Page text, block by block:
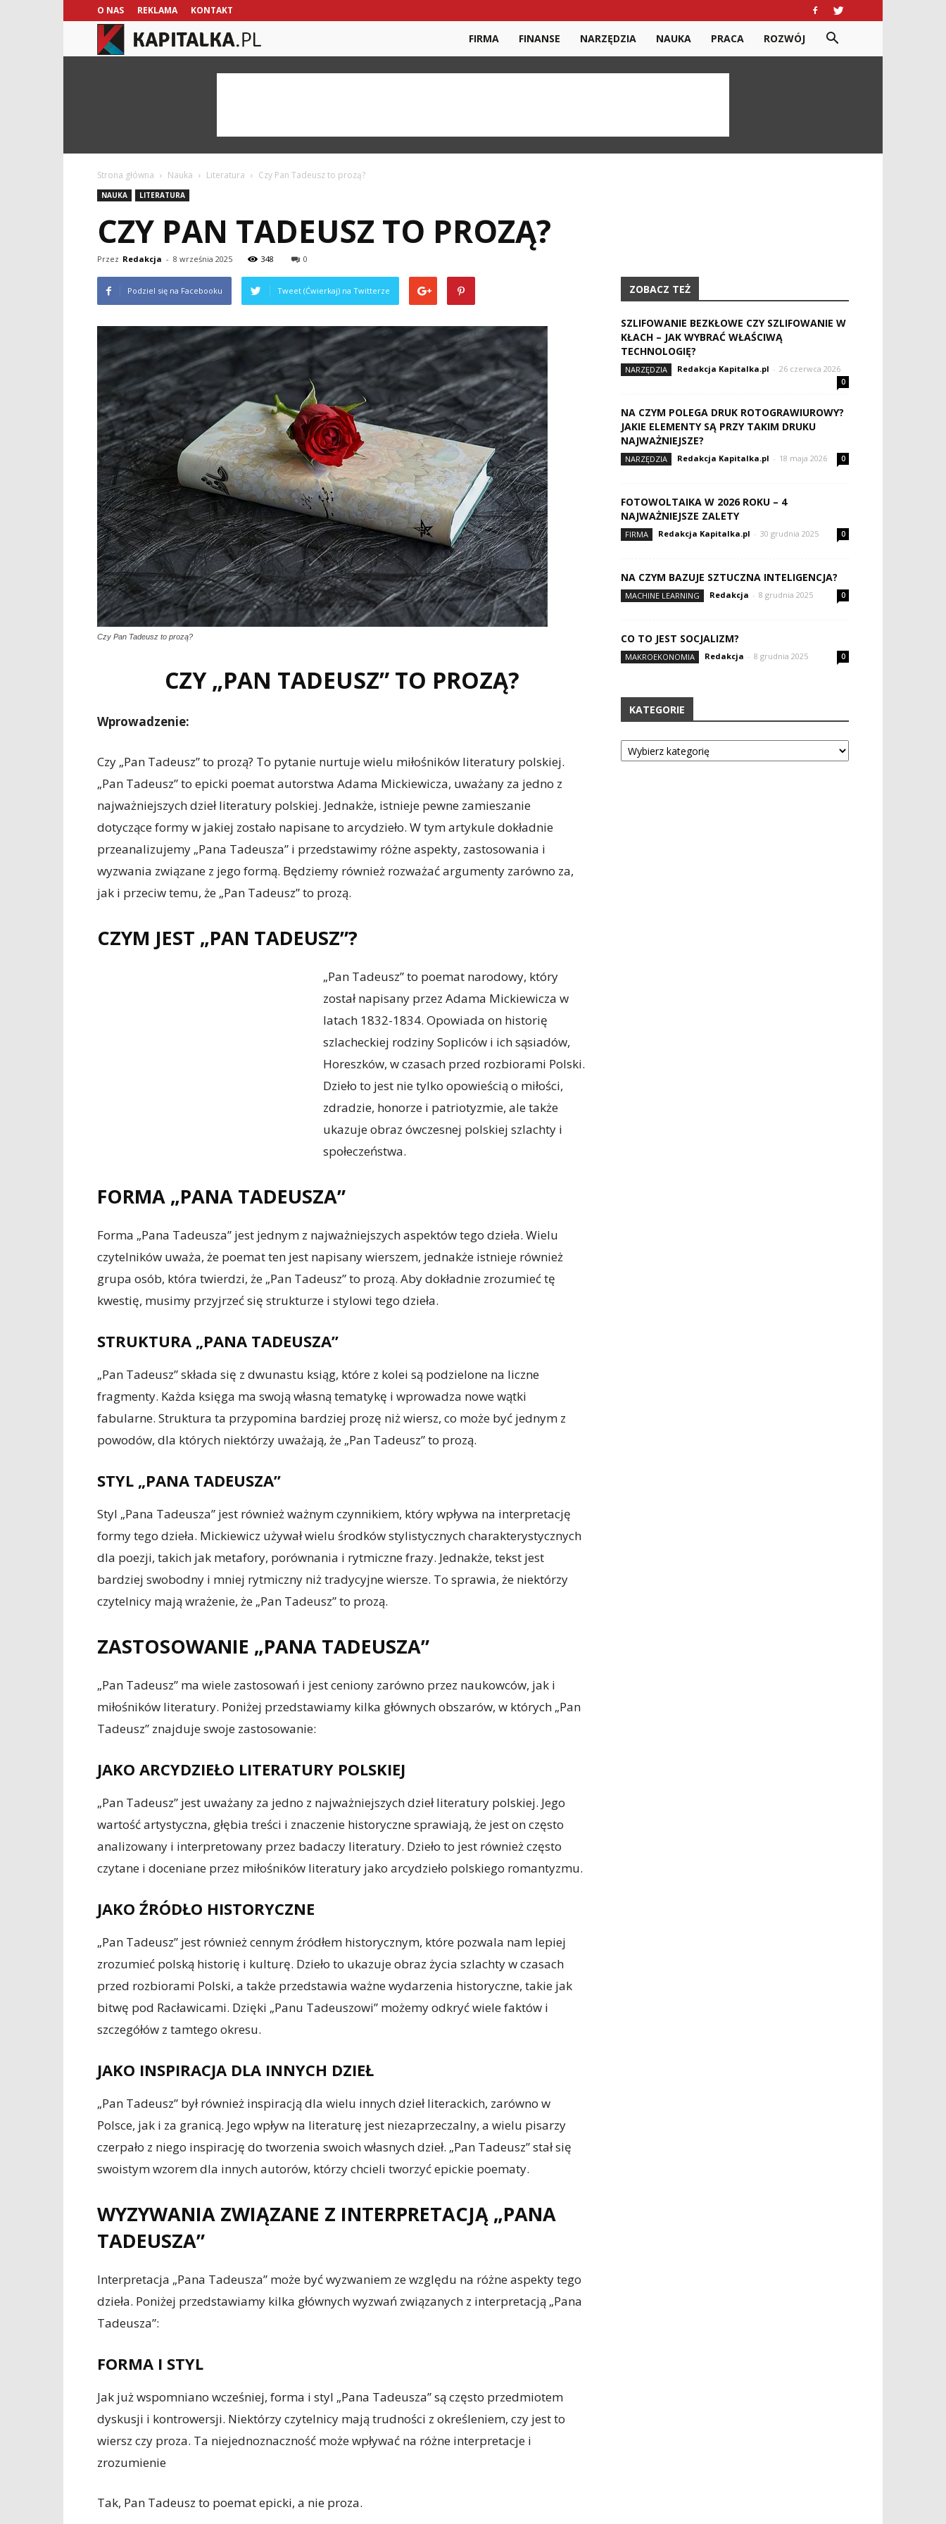
O NAS REKLAMA KONTAKT
FIRMA FINANSE NARZĘDZIA NAUKA PRACA ROZWÓJ
Strona główna Nauka Literatura Czy Pan Tadeusz to prozą?
NAUKA LITERATURA
CZY PAN TADEUSZ TO PROZĄ?
Przez Redakcja - 8 września 2025 348 0
Podziel się na Facebooku Tweet (Ćwierkaj) na Twitterze
Czy Pan Tadeusz to prozą?
CZY „PAN TADEUSZ” TO PROZĄ?
Wprowadzenie:
Czy „Pan Tadeusz” to prozą? To pytanie nurtuje wielu miłośników literatury polskiej.
„Pan Tadeusz” to epicki poemat autorstwa Adama Mickiewicza, uważany za jedno z
najważniejszych dzieł literatury polskiej. Jednakże, istnieje pewne zamieszanie
dotyczące formy w jakiej zostało napisane to arcydzieło. W tym artykule dokładnie
przeanalizujemy „Pana Tadeusza” i przedstawimy różne aspekty, zastosowania i
wyzwania związane z jego formą. Będziemy również rozważać argumenty zarówno za,
jak i przeciw temu, że „Pan Tadeusz” to prozą.
CZYM JEST „PAN TADEUSZ”?
„Pan Tadeusz” to poemat narodowy, który
został napisany przez Adama Mickiewicza w
latach 1832-1834. Opowiada on historię
szlacheckiej rodziny Sopliców i ich sąsiadów,
Horeszków, w czasach przed rozbiorami Polski.
Dzieło to jest nie tylko opowieścią o miłości,
zdradzie, honorze i patriotyzmie, ale także
ukazuje obraz ówczesnej polskiej szlachty i
społeczeństwa.
FORMA „PANA TADEUSZA”
Forma „Pana Tadeusza” jest jednym z najważniejszych aspektów tego dzieła. Wielu
czytelników uważa, że poemat ten jest napisany wierszem, jednakże istnieje również
grupa osób, która twierdzi, że „Pan Tadeusz” to prozą. Aby dokładnie zrozumieć tę
kwestię, musimy przyjrzeć się strukturze i stylowi tego dzieła.
STRUKTURA „PANA TADEUSZA”
„Pan Tadeusz” składa się z dwunastu ksiąg, które z kolei są podzielone na liczne
fragmenty. Każda księga ma swoją własną tematykę i wprowadza nowe wątki
fabularne. Struktura ta przypomina bardziej prozę niż wiersz, co może być jednym z
powodów, dla których niektórzy uważają, że „Pan Tadeusz” to prozą.
STYL „PANA TADEUSZA”
Styl „Pana Tadeusza” jest również ważnym czynnikiem, który wpływa na interpretację
formy tego dzieła. Mickiewicz używał wielu środków stylistycznych charakterystycznych
dla poezji, takich jak metafory, porównania i rytmiczne frazy. Jednakże, tekst jest
bardziej swobodny i mniej rytmiczny niż tradycyjne wiersze. To sprawia, że niektórzy
czytelnicy mają wrażenie, że „Pan Tadeusz” to prozą.
ZASTOSOWANIE „PANA TADEUSZA”
„Pan Tadeusz” ma wiele zastosowań i jest ceniony zarówno przez naukowców, jak i
miłośników literatury. Poniżej przedstawiamy kilka głównych obszarów, w których „Pan
Tadeusz” znajduje swoje zastosowanie:
JAKO ARCYDZIEŁO LITERATURY POLSKIEJ
„Pan Tadeusz” jest uważany za jedno z najważniejszych dzieł literatury polskiej. Jego
wartość artystyczna, głębia treści i znaczenie historyczne sprawiają, że jest on często
analizowany i interpretowany przez badaczy literatury. Dzieło to jest również często
czytane i doceniane przez miłośników literatury jako arcydzieło polskiego romantyzmu.
JAKO ŹRÓDŁO HISTORYCZNE
„Pan Tadeusz” jest również cennym źródłem historycznym, które pozwala nam lepiej
zrozumieć polską historię i kulturę. Dzieło to ukazuje obraz życia szlachty w czasach
przed rozbiorami Polski, a także przedstawia ważne wydarzenia historyczne, takie jak
bitwę pod Racławicami. Dzięki „Panu Tadeuszowi” możemy odkryć wiele faktów i
szczegółów z tamtego okresu.
JAKO INSPIRACJA DLA INNYCH DZIEŁ
„Pan Tadeusz” był również inspiracją dla wielu innych dzieł literackich, zarówno w
Polsce, jak i za granicą. Jego wpływ na literaturę jest niezaprzeczalny, a wielu pisarzy
czerpało z niego inspirację do tworzenia swoich własnych dzieł. „Pan Tadeusz” stał się
swoistym wzorem dla innych autorów, którzy chcieli tworzyć epickie poematy.
WYZYWANIA ZWIĄZANE Z INTERPRETACJĄ „PANA
TADEUSZA”
Interpretacja „Pana Tadeusza” może być wyzwaniem ze względu na różne aspekty tego
dzieła. Poniżej przedstawiamy kilka głównych wyzwań związanych z interpretacją „Pana
Tadeusza”:
FORMA I STYL
Jak już wspomniano wcześniej, forma i styl „Pana Tadeusza” są często przedmiotem
dyskusji i kontrowersji. Niektórzy czytelnicy mają trudności z określeniem, czy jest to
wiersz czy proza. Ta niejednoznaczność może wpływać na różne interpretacje i
zrozumienie
Tak, Pan Tadeusz to poemat epicki, a nie proza.
ZOBACZ TEŻ
SZLIFOWANIE BEZKŁOWE CZY SZLIFOWANIE W
KŁACH – JAK WYBRAĆ WŁAŚCIWĄ
TECHNOLOGIĘ?
NARZĘDZIA Redakcja Kapitalka.pl - 26 czerwca 2026
0
NA CZYM POLEGA DRUK ROTOGRAWIUROWY?
JAKIE ELEMENTY SĄ PRZY TAKIM DRUKU
NAJWAŻNIEJSZE?
NARZĘDZIA Redakcja Kapitalka.pl - 18 maja 2026 0
FOTOWOLTAIKA W 2026 ROKU – 4
NAJWAŻNIEJSZE ZALETY
FIRMA Redakcja Kapitalka.pl - 30 grudnia 2025 0
NA CZYM BAZUJE SZTUCZNA INTELIGENCJA?
MACHINE LEARNING Redakcja - 8 grudnia 2025 0
CO TO JEST SOCJALIZM?
MAKROEKONOMIA Redakcja - 8 grudnia 2025 0
KATEGORIE
Kategorie